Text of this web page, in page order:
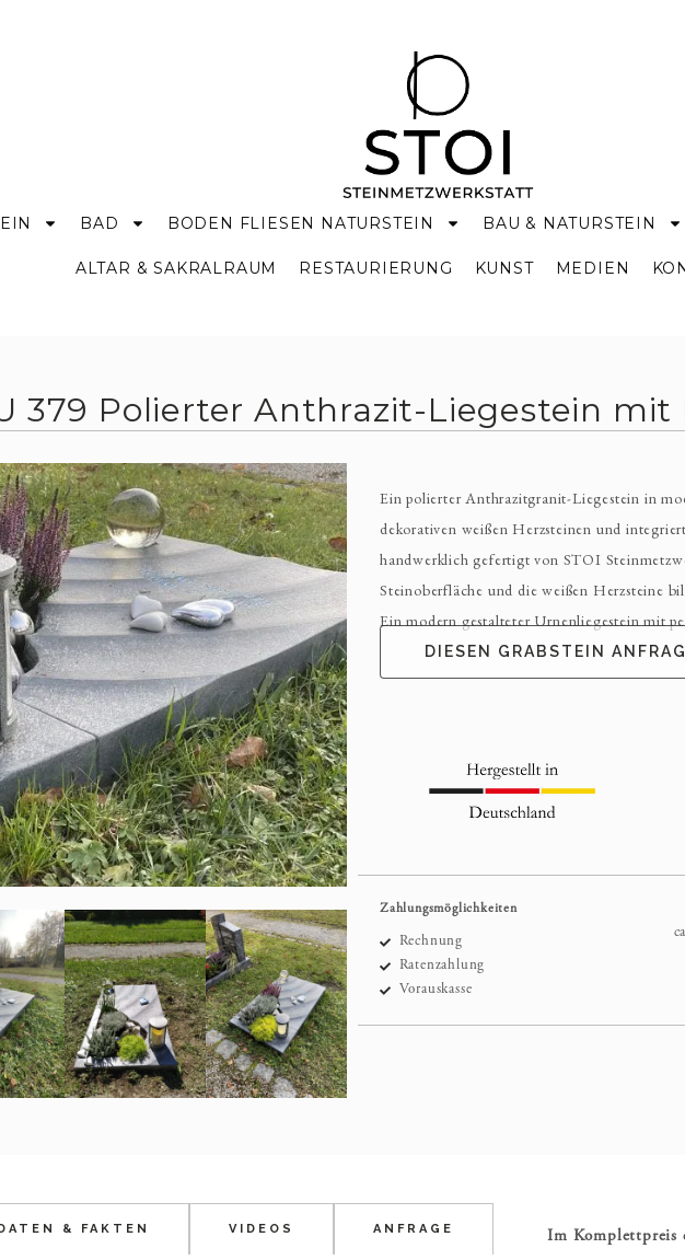
BAD BODEN FLIESEN NATURSTEIN BAU & NATURSTEIN
ALTAR & SAKRALRAUM RESTAURIERUNG KUNST MEDIEN
379 Polierter Anthrazit-Liegestein mit
Ein polierter Anthrazitgranit-Liegestein in
dekorativen weißen Herzsteinen und
handwerklich gefertigt von STOI
Steinoberfläche und die weißen Herzsteine
Ein modern gestalteter Urnenliegestein mit
DIESEN GRABSTEIN
Zahlungsmöglichkeiten
Rechnung
Ratenzahlung
Vorauskasse
DATEN & FAKTEN VIDEOS ANFRAGE Im Komplettpreis